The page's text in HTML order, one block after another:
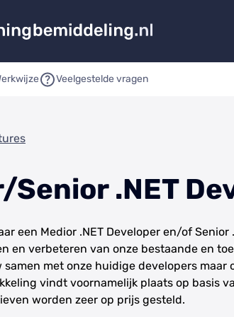
Veelgestelde vragen
Senior .NET
een Medior .NET Developer en/of
en verbeteren van onze bestaande en
met onze huidige developers maar
vindt voornamelijk plaats op basis
worden zeer op prijs gesteld.